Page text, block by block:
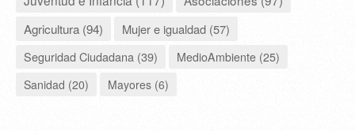
Agricultura (94)
Mujer e igualdad (57)
Seguridad Ciudadana (39)
MedioAmbiente (25)
Sanidad (20)
Mayores (6)